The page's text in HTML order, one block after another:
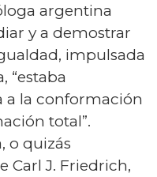
argentina
y a demostrar
impulsada
“estaba
a la conformación
total”.
o quizás
Carl J. Friedrich,